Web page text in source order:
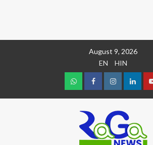
August 9, 2026
EN
HIN